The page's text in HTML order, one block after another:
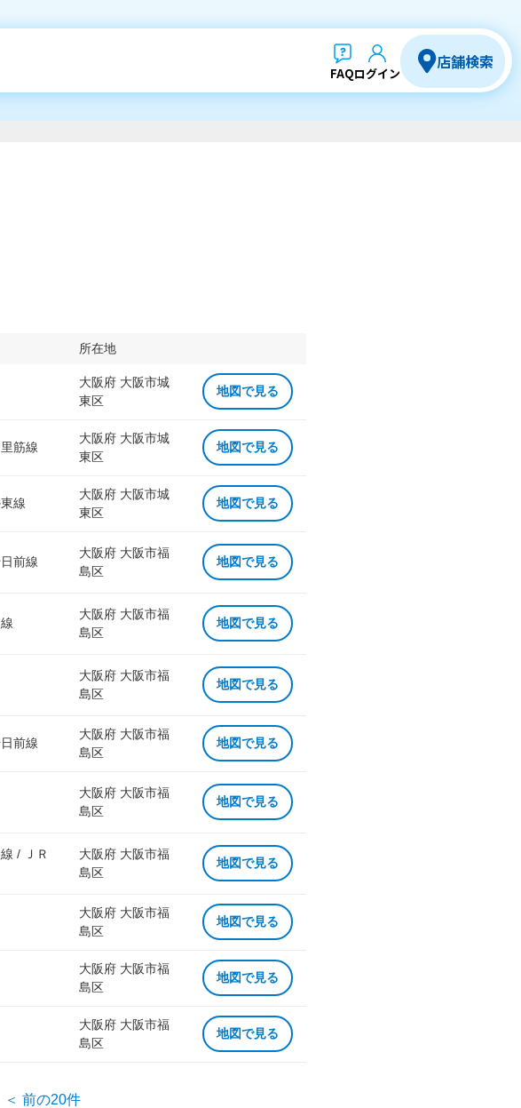
FAQログイン
店舗検索
所在地
大阪府 大阪市城
東区
地図で見る
筋線
大阪府 大阪市城
東区
地図で見る
線
大阪府 大阪市城
東区
地図で見る
前線
大阪府 大阪市福
島区
地図で見る
大阪府 大阪市福
島区
地図で見る
大阪府 大阪市福
島区
地図で見る
前線
大阪府 大阪市福
島区
地図で見る
大阪府 大阪市福
島区
地図で見る
/ ＪＲ
大阪府 大阪市福
島区
地図で見る
大阪府 大阪市福
島区
地図で見る
大阪府 大阪市福
島区
地図で見る
大阪府 大阪市福
島区
地図で見る
＜ 前の20件